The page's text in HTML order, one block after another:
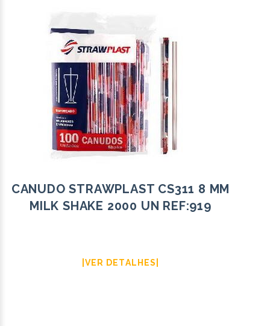
CANUDO STRAWPLAST CS311 8 MM
MILK SHAKE 2000 UN REF:919
|VER DETALHES|